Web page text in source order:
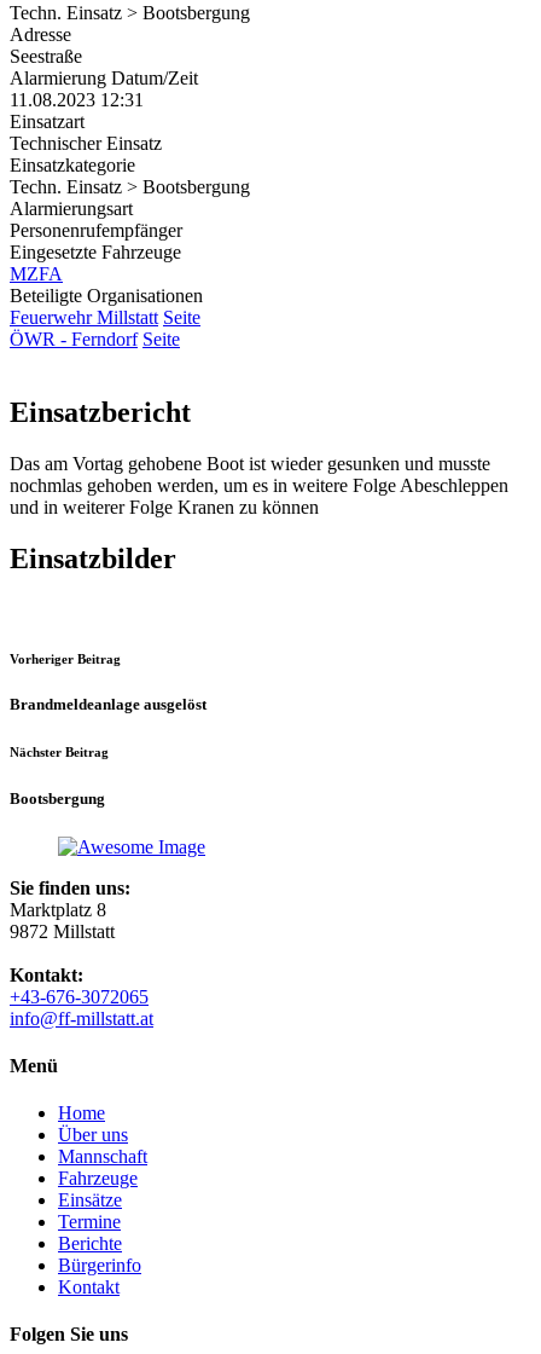
Techn. Einsatz > Bootsbergung
Adresse
Seestraße
Alarmierung Datum/Zeit
11.08.2023 12:31
Einsatzart
Technischer Einsatz
Einsatzkategorie
Techn. Einsatz > Bootsbergung
Alarmierungsart
Personenrufempfänger
Eingesetzte Fahrzeuge
MZFA
Beteiligte Organisationen
Feuerwehr Millstatt Seite
ÖWR - Ferndorf Seite
Einsatzbericht
Das am Vortag gehobene Boot ist wieder gesunken und musste
nochmlas gehoben werden, um es in weitere Folge Abeschleppen
und in weiterer Folge Kranen zu können
Einsatzbilder
Vorheriger Beitrag
Brandmeldeanlage ausgelöst
Nächster Beitrag
Bootsbergung
Sie finden uns:
Marktplatz 8
9872 Millstatt
Kontakt:
+43-676-3072065
info@ff-millstatt.at
Menü
Home
Über uns
Mannschaft
Fahrzeuge
Einsätze
Termine
Berichte
Bürgerinfo
Kontakt
Folgen Sie uns